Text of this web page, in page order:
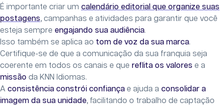
É importante criar um calendário editorial que organize suas
postagens, campanhas e atividades para garantir que você
esteja sempre engajando sua audiência.
Isso também se aplica ao tom de voz da sua marca.
Certifique-se de que a comunicação da sua franquia seja
coerente em todos os canais e que reflita os valores e a
missão da KNN Idiomas.
A consistência constrói confiança e ajuda a consolidar a
imagem da sua unidade, facilitando o trabalho de captação